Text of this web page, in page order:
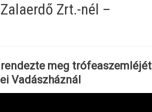
Zrt.-nél –
meg trófeaszemléjét
Vadászháznál